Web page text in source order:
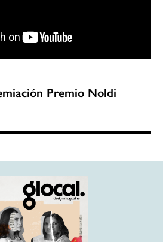
Premio Noldi